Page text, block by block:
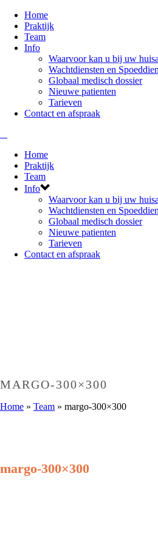
Home
Praktijk
Team
Info
Waarvoor kan u bij uw
Wachtdiensten en
Globaal medisch dossier
Nieuwe patienten
Tarieven
Contact en afspraak
Home
Praktijk
Team
Info
Waarvoor kan u bij uw
Wachtdiensten en
Globaal medisch dossier
Nieuwe patienten
Tarieven
Contact en afspraak
MARGO-300×300
Home » Team » margo-300×300
margo-300×300